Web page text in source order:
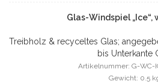
Glas-Windspiel „Ice“,
Treibholz & recyceltes Glas;
bis Unterkante
Artikelnummer: G-WC-
Gewicht: 0.5